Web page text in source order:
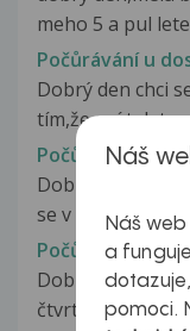
meho 5 a pul
Počůrávání u
Dobrý den chci
tím,že spí tak
Počůrávání v
Dobrý den,
se v noci
Počůrávání v
Dobrý den, mám
čtvrtý rok), která
Náš
Náš
a
pomoci.